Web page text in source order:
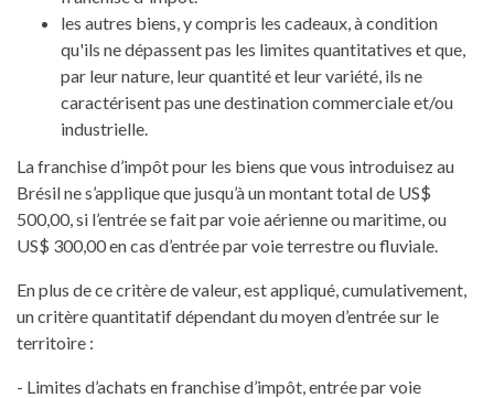
les autres biens, y compris les cadeaux, à condition
qu'ils ne dépassent pas les limites quantitatives et que,
par leur nature, leur quantité et leur variété, ils ne
caractérisent pas une destination commerciale et/ou
industrielle.
La franchise d’impôt pour les biens que vous introduisez au
Brésil ne s’applique que jusqu’à un montant total de US$
500,00, si l’entrée se fait par voie aérienne ou maritime, ou
US$ 300,00 en cas d’entrée par voie terrestre ou fluviale.
En plus de ce critère de valeur, est appliqué, cumulativement,
un critère quantitatif dépendant du moyen d’entrée sur le
territoire :
- Limites d’achats en franchise d’impôt, entrée par voie